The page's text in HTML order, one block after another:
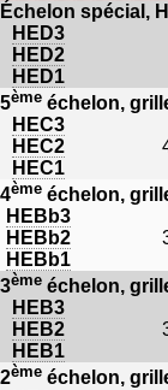
Échelon spécial,
HED3
HED2
HED1
5ème échelon,
HEC3
HEC2
HEC1
4ème échelon,
HEBb3
HEBb2
HEBb1
3ème échelon,
HEB3
HEB2
HEB1
2ème échelon,